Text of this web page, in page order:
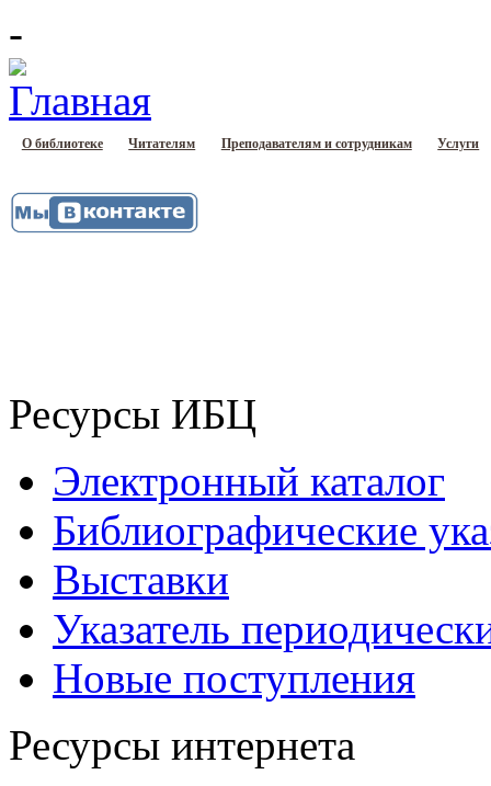
-
О библиотеке Читателям Преподавателям и сотрудникам Услуги
Ресурсы ИБЦ
Электронный каталог
Библиографические
Выставки
Указатель
Новые поступления
Ресурсы интернета